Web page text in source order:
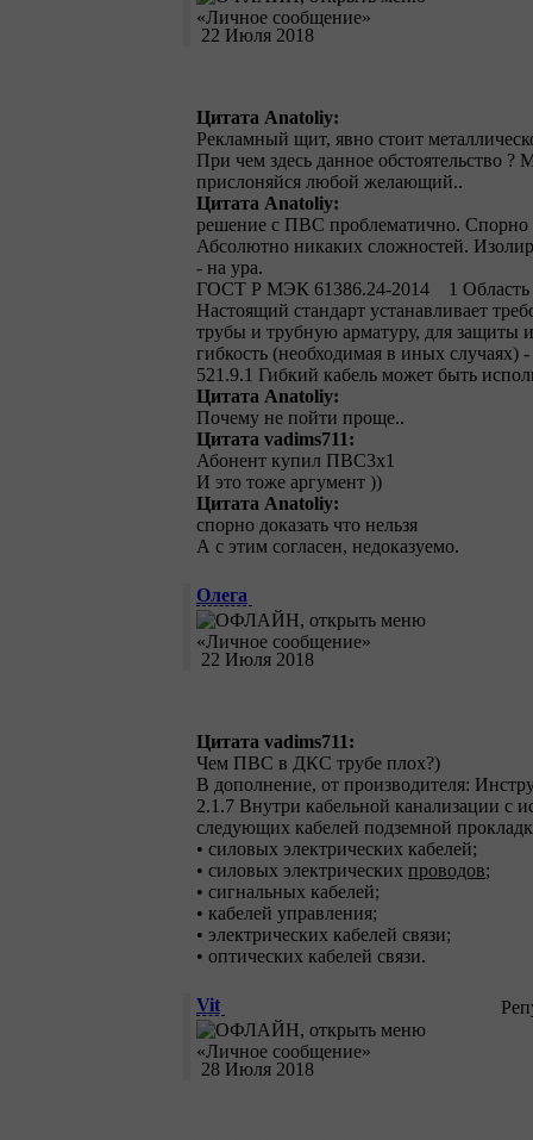
22 Июля 2018
Цитата Anatoliy:
Рекламный щит, явно стоит
При чем здесь данное обстоятельство
прислоняйся любой желающий..
Цитата Anatoliy:
решение с ПВС проблематично. Спорно
Абсолютно никаких сложностей.
- на ура.
ГОСТ Р МЭК 61386.24-2014 1 Область
Настоящий стандарт устанавливает
трубы и трубную арматуру, для
гибкость (необходимая в иных
521.9.1 Гибкий кабель может быть
Цитата Anatoliy:
Почему не пойти проще..
Цитата vadims711:
Абонент купил ПВС3х1
И это тоже аргумент ))
Цитата Anatoliy:
спорно доказать что нельзя
А с этим согласен, недоказуемо.
Олега
22 Июля 2018
Цитата vadims711:
Чем ПВС в ДКС трубе плох?)
В дополнение, от производителя:
2.1.7 Внутри кабельной канализации с
следующих кабелей подземной
• силовых электрических кабелей;
• силовых электрических проводов;
• сигнальных кабелей;
• кабелей управления;
• электрических кабелей связи;
• оптических кабелей связи.
Vit
28 Июля 2018